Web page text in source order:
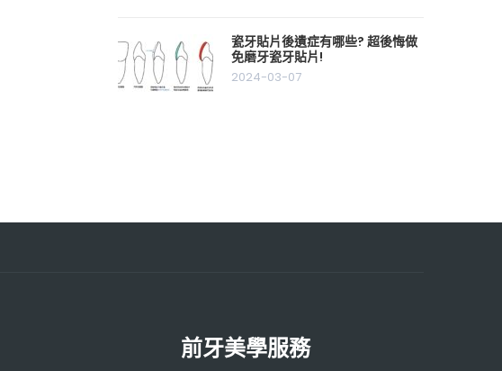
瓷牙貼片後遺症有哪些? 超後悔做
免磨牙瓷牙貼片!
2024-03-07
前牙美學服務